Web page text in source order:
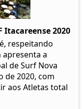
Itacareense 2020
respeitando
a
de Surf Nova
de 2020, com
aos Atletas total